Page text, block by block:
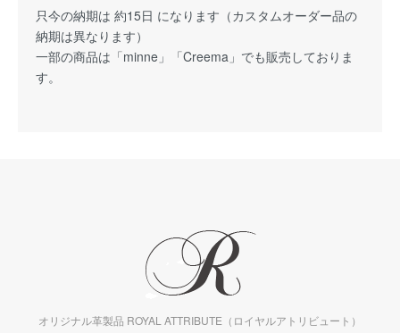
只今の納期は 約15日 になります（カスタムオーダー品の
納期は異なります）
一部の商品は「minne」「Creema」でも販売しておりま
す。
オリジナル革製品 ROYAL ATTRIBUTE（ロイヤルアトリビュート）